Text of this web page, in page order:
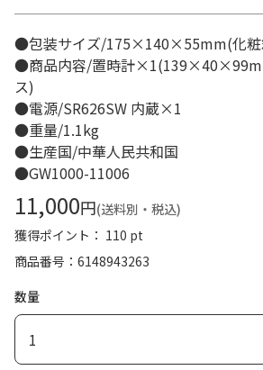
●包装サイズ/175×140×55mm(化
●商品内容/置時計
ス)
●電源/SR626SW 内蔵×1
●重量/1.1kg
●生産国/中華人民共和国
●GW1000-11006
11,000円(送料別・税込)
獲得ポイント： 110 pt
商品番号
6148943263
数量
1